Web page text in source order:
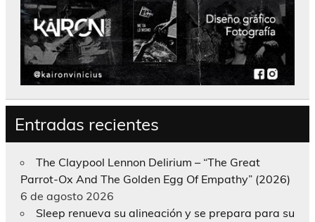
Entradas recientes
The Claypool Lennon Delirium – “The Great
Parrot-Ox And The Golden Egg Of Empathy” (2026)
6 de agosto 2026
Sleep renueva su alineación y se prepara para su